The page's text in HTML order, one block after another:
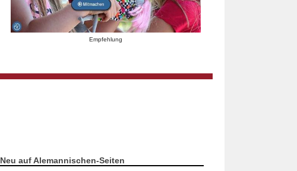
Empfehlung
Neu auf Alemannischen-Seiten